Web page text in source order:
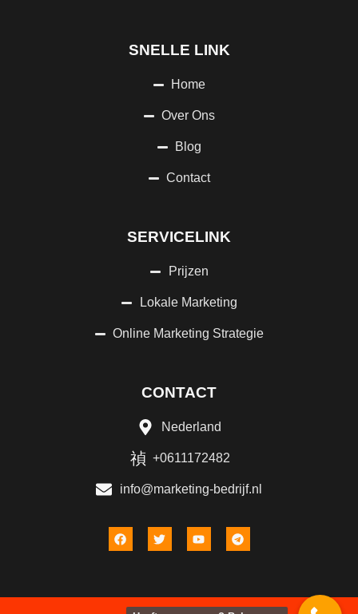
SNELLE LINK
Home
Over Ons
Blog
Contact
SERVICELINK
Prijzen
Lokale Marketing
Online Marketing Strategie
CONTACT
Nederland
+0611172482
info@marketing-bedrijf.nl